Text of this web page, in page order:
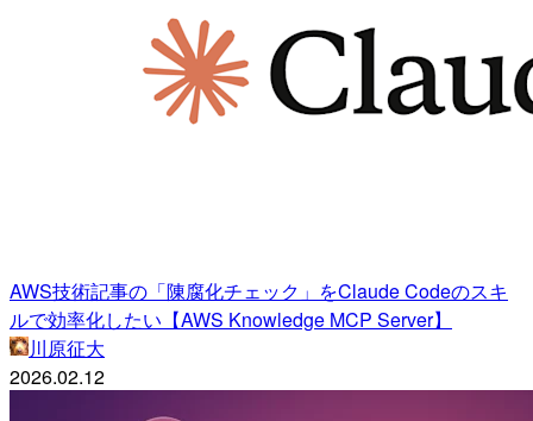
AWS技術記事の「陳腐化チェック」をClaude Codeのスキ
ルで効率化したい【AWS Knowledge MCP Server】
川原征大
2026.02.12